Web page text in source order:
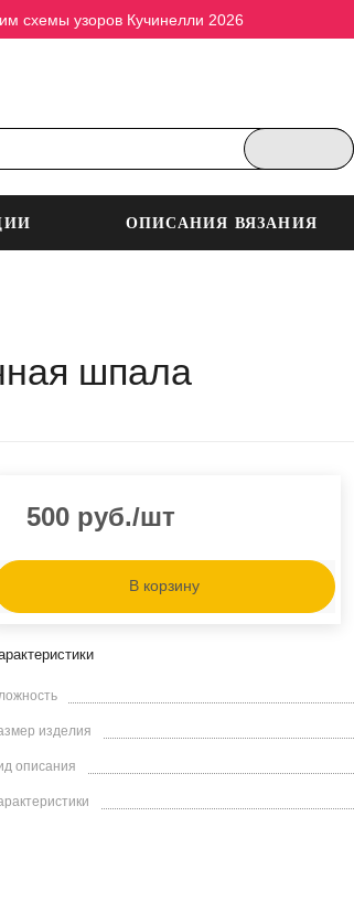
схемы узоров Кучинелли 2026
ОПИСАНИЯ ВЯЗАНИЯ
шпала
500 руб./шт
В корзину
изделия
описания